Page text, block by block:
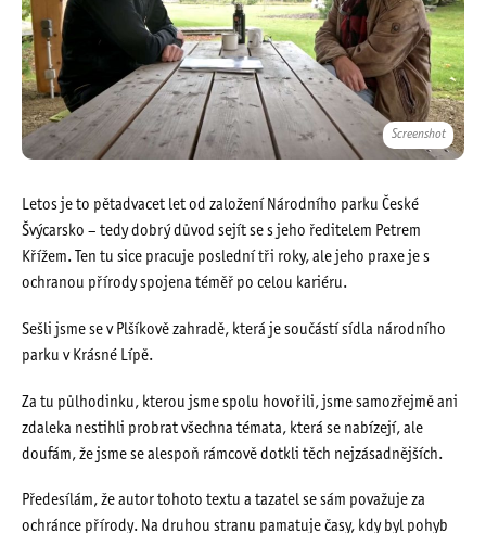
Screenshot
Letos je to pětadvacet let od založení Národního parku České
Švýcarsko – tedy dobrý důvod sejít se s jeho ředitelem Petrem
Křížem. Ten tu sice pracuje poslední tři roky, ale jeho praxe je s
ochranou přírody spojena téměř po celou kariéru.
Sešli jsme se v Plšíkově zahradě, která je součástí sídla národního
parku v Krásné Lípě.
Za tu půlhodinku, kterou jsme spolu hovořili, jsme samozřejmě ani
zdaleka nestihli probrat všechna témata, která se nabízejí, ale
doufám, že jsme se alespoň rámcově dotkli těch nejzásadnějších.
Předesílám, že autor tohoto textu a tazatel se sám považuje za
ochránce přírody. Na druhou stranu pamatuje časy, kdy byl pohyb